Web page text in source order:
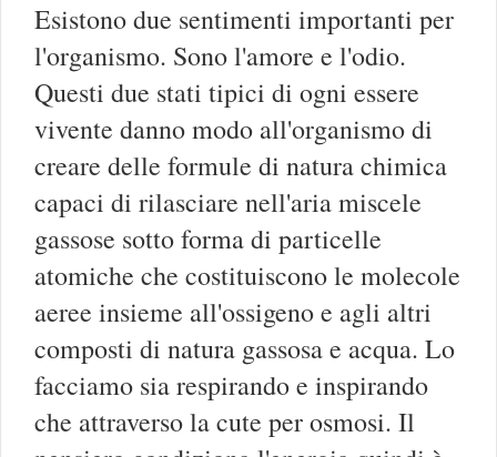
Esistono due sentimenti importanti per
l'organismo. Sono l'amore e l'odio.
Questi due stati tipici di ogni essere
vivente danno modo all'organismo di
creare delle formule di natura chimica
capaci di rilasciare nell'aria miscele
gassose sotto forma di particelle
atomiche che costituiscono le molecole
aeree insieme all'ossigeno e agli altri
composti di natura gassosa e acqua. Lo
facciamo sia respirando e inspirando
che attraverso la cute per osmosi. Il